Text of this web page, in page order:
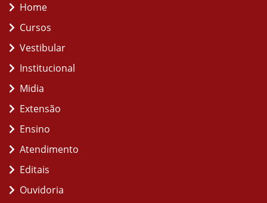
Home
Cursos
Vestibular
Institucional
Midia
Extensão
Ensino
Atendimento
Editais
Ouvidoria